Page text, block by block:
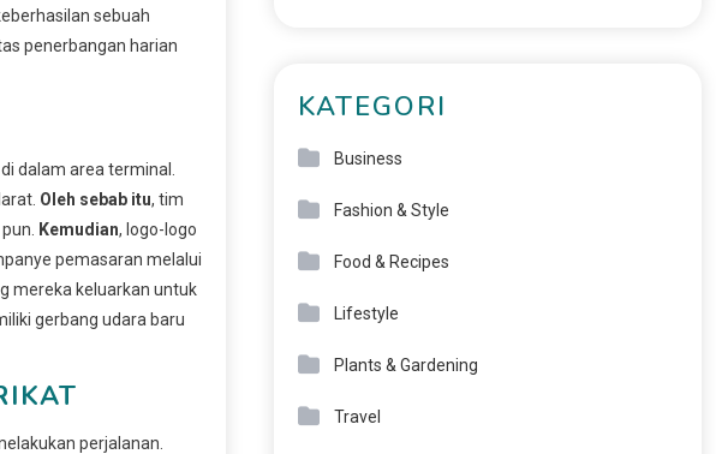
sebuah
penerbangan harian
dalam area terminal.
Oleh sebab itu, tim
Kemudian, logo-logo
pemasaran melalui
mereka keluarkan untuk
gerbang udara baru
perjalanan.
KATEGORI
Business
Fashion & Style
Food & Recipes
Lifestyle
Plants & Gardening
Travel